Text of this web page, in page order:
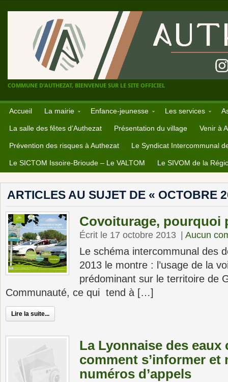
COMMUNE D'AUTHEZAT, BIENVENUE SUR LE SITE OFFICIEL
Accueil La mairie Enfance-jeunesse Les services
La salle des fêtes d’Authezat Présentation du village Venir à
Prévention des risques à Authezat Le Syndicat Intercommunal
Le SICTOM Issoire-Brioude – Le VALTOM Le SIVOM de la
ARTICLES AU SUJET DE « OCTOBRE
Covoiturage, pourquoi
Écrit le 17 octobre 2013 Aucun
Le schéma intercommunal des
2013 le montre : l’usage de la
prédominant sur le territoire de
Communauté, ce qui tend à […]
Lire la suite...
La Lyonnaise des
comment s’informer et
numéros d’appels